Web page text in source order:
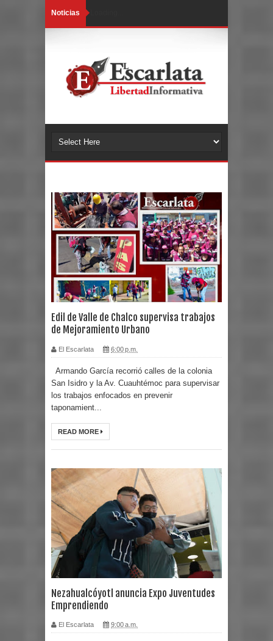
Noticias
Edil de Valle de Chalco supervisa trabajos
de Mejoramiento Urbano
El Escarlata 6:00 p.m.
Armando García recorrió calles de la colonia
San Isidro y la Av. Cuauhtémoc para supervisar
los trabajos enfocados en prevenir
taponamient...
READ MORE
Nezahualcóyotl anuncia Expo Juventudes
Emprendiendo
El Escarlata 9:00 a.m.